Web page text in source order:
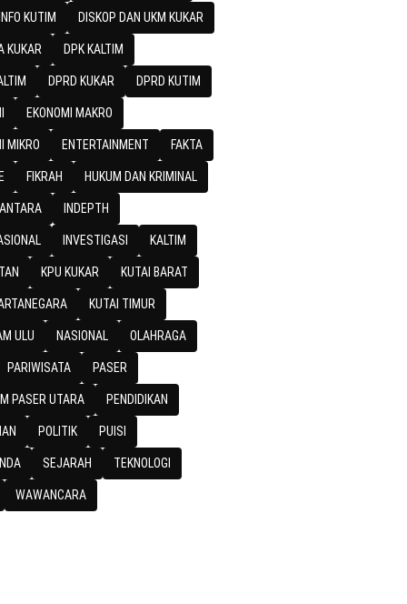
KUTIM DISKOP DAN UKM KUKAR
KUKAR DPK KALTIM
DPRD KUKAR DPRD KUTIM
EKONOMI MAKRO
MIKRO ENTERTAINMENT FAKTA
FIKRAH HUKUM DAN KRIMINAL
INDEPTH
INVESTIGASI KALTIM
KPU KUKAR KUTAI BARAT
KUTAI TIMUR
ULU NASIONAL OLAHRAGA
PARIWISATA PASER
PASER UTARA PENDIDIKAN
POLITIK PUISI
SEJARAH TEKNOLOGI
WAWANCARA